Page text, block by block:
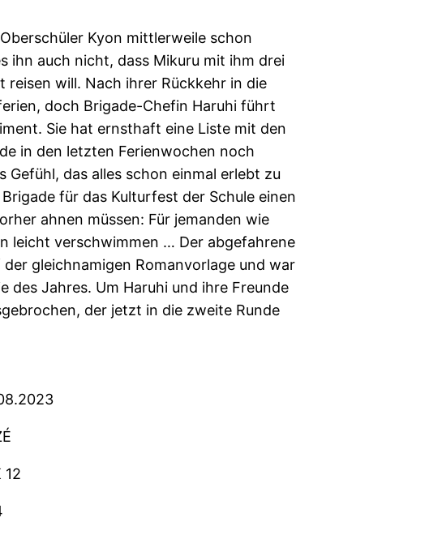
Kyon mittlerweile schon
ihn auch nicht, dass Mikuru mit ihm drei
reisen will. Nach ihrer Rückkehr in die
doch Brigade-Chefin Haruhi führt
Sie hat ernsthaft eine Liste mit den
in den letzten Ferienwochen noch
Gefühl, das alles schon einmal erlebt zu
für das Kulturfest der Schule einen
ahnen müssen: Für jemanden wie
leicht verschwimmen … Der abgefahrene
gleichnamigen Romanvorlage und war
des Jahres. Um Haruhi und ihre Freunde
der jetzt in die zweite Runde
12